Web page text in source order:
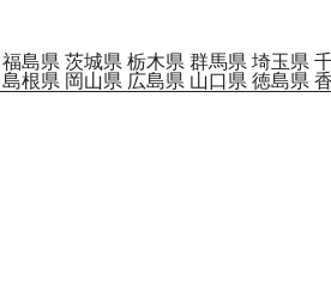
福島県 茨城県 栃木県 群馬県 埼玉県
島根県 岡山県 広島県 山口県 徳島県